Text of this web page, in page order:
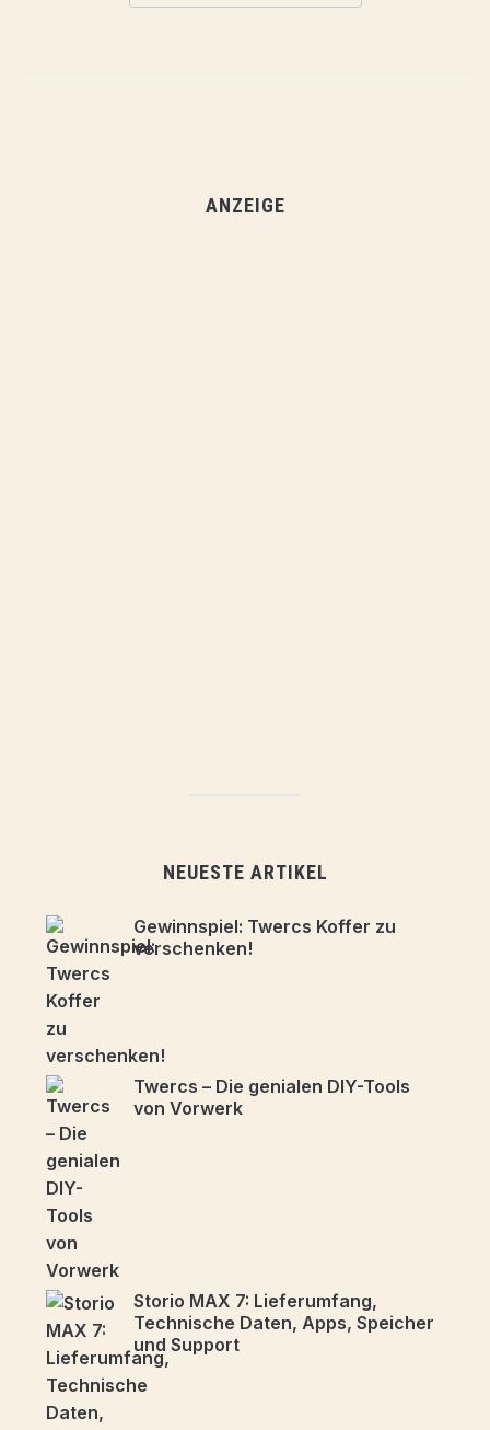
ANZEIGE
NEUESTE ARTIKEL
Gewinnspiel: Twercs Koffer zu
verschenken!
Twercs – Die genialen DIY-Tools
von Vorwerk
Storio MAX 7: Lieferumfang,
Technische Daten, Apps, Speicher
und Support